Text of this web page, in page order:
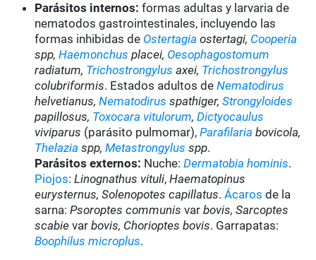
Parásitos internos: formas adultas y larvaria de
nematodos gastrointestinales, incluyendo las
formas inhibidas de Ostertagia ostertagi, Cooperia
spp,Haemonchus placei, Oesophagostomum
radiatum, Trichostrongylus axei, Trichostrongylus
colubriformis. Estados adultos deNematodirus
helvetianus,Nematodirus spathiger,Strongyloides
papillosus, Toxocara vitulorum,Dictyocaulus
viviparus (parásito pulmomar),Parafilaria bovicola,
Thelazia spp,Metastrongylus spp.
Parásitos externos: Nuche:Dermatobia hominis.
Piojos: Linognathus vituli,Haematopinus
eurysternus, Solenopotes capillatus.Ácaros de la
sarna:Psoroptes communis varbovis, Sarcoptes
scabie varbovis, Chorioptes bovis. Garrapatas:
Boophilus microplus.